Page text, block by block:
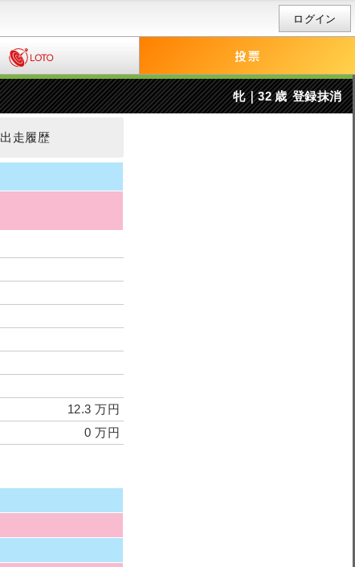
ログイン
牝｜32 歳 登録抹消
出走履歴
12.3 万円
0 万円